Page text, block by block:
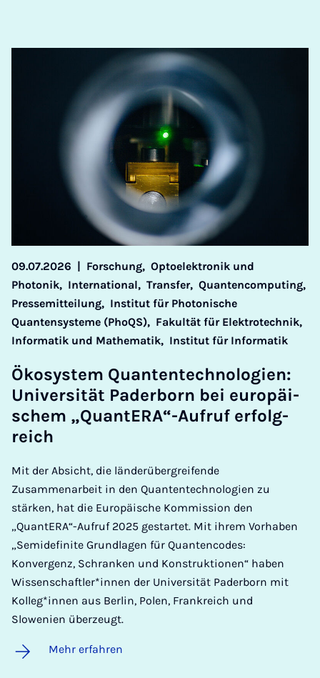
09.07.2026 | Forschung, Optoelektronik und
Photonik, International, Transfer, Quantencomputing,
Pressemitteilung, Institut für Photonische
Quantensysteme (PhoQS), Fakultät für Elektrotechnik,
Informatik und Mathematik, Institut für Informatik
Öko­sys­tem Quan­ten­tech­no­lo­gi­en:
Uni­ver­si­tät Pa­der­born bei eu­ro­pä­i­
schem „Quan­tE­RA“-Auf­ruf er­folg­
reich
Mit der Absicht, die länderübergreifende
Zusammenarbeit in den Quantentechnologien zu
stärken, hat die Europäische Kommission den
„QuantERA“-Aufruf 2025 gestartet. Mit ihrem Vorhaben
„Semidefinite Grundlagen für Quantencodes:
Konvergenz, Schranken und Konstruktionen“ haben
Wissenschaftler*innen der Universität Paderborn mit
Kolleg*innen aus Berlin, Polen, Frankreich und
Slowenien überzeugt.
Mehr erfahren